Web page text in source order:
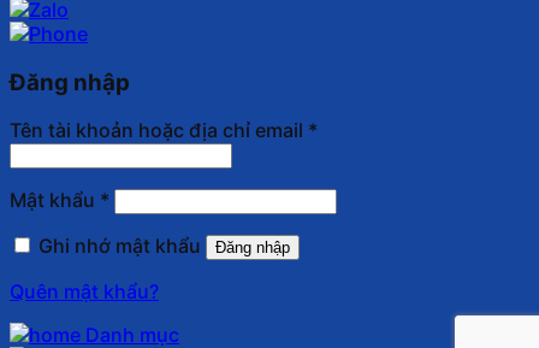
Đăng nhập
Tên tài khoản hoặc địa chỉ email *
Mật khẩu *
Ghi nhớ mật khẩu
Đăng nhập
Quên mật khẩu?
Danh mục